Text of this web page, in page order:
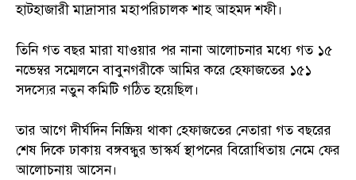
হাটহাজারী মাদ্রাসার মহাপরিচালক শাহ আহমদ শফী।
তিনি গত বছর মারা যাওয়ার পর নানা আলোচনার মধ্যে গত ১৫
নভেম্বর সম্মেলনে বাবুনগরীকে আমির করে হেফাজতের ১৫১
সদস্যের নতুন কমিটি গঠিত হয়েছিল।
তার আগে দীর্ঘদিন নিষ্ক্রিয় থাকা হেফাজতের নেতারা গত বছরের
শেষ দিকে ঢাকায় বঙ্গবন্ধুর ভাস্কর্য স্থাপনের বিরোধিতায় নেমে ফের
আলোচনায় আসেন।